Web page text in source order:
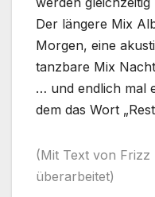
Der längere Mix
Morgen, eine
tanzbare Mix
… und endlich mal
dem das Wort
(Mit Text von Frizz
überarbeitet)